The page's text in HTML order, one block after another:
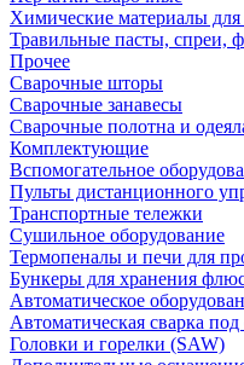
Химические материалы для
Травильные пасты, спреи,
Прочее
Сварочные шторы
Сварочные занавесы
Сварочные полотна и
Комплектующие
Вспомогательное
Пульты дистанционного
Транспортные тележки
Сушильное оборудование
Термопеналы и печи для
Бункеры для хранения
Автоматическое
Автоматическая сварка
Головки и горелки (SAW)